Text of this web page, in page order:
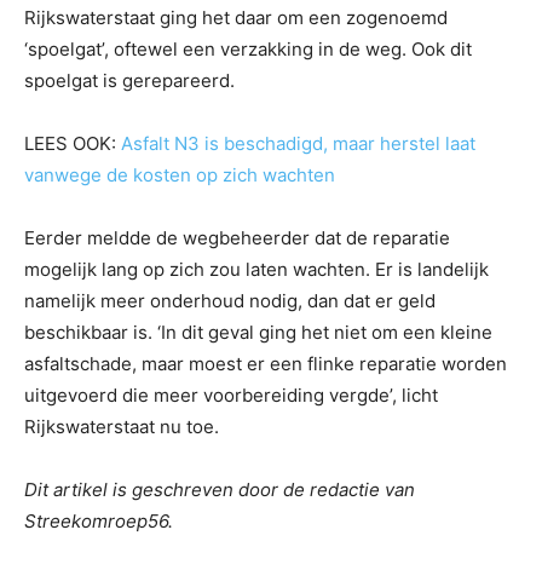
Rijkswaterstaat ging het daar om een zogenoemd
‘spoelgat’, oftewel een verzakking in de weg. Ook dit
spoelgat is gerepareerd.
LEES OOK: Asfalt N3 is beschadigd, maar herstel laat
vanwege de kosten op zich wachten
Eerder meldde de wegbeheerder dat de reparatie
mogelijk lang op zich zou laten wachten. Er is landelijk
namelijk meer onderhoud nodig, dan dat er geld
beschikbaar is. ‘In dit geval ging het niet om een kleine
asfaltschade, maar moest er een flinke reparatie worden
uitgevoerd die meer voorbereiding vergde’, licht
Rijkswaterstaat nu toe.
Dit artikel is geschreven door de redactie van
Streekomroep56.